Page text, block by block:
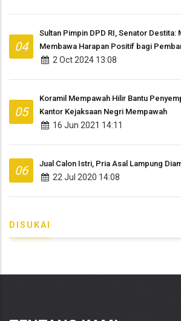
04
Sultan Pimpin DPD RI, Senator Destita:
Membawa Harapan Positif bagi
2 Oct 2024 13:08
05
Koramil Mempawah Hilir Bantu
Kantor Kejaksaan Negri Mempawah
16 Jun 2021 14:11
06 Jual Calon Istri, Pria Asal Lampung
22 Jul 2020 14:08
DISUKAI